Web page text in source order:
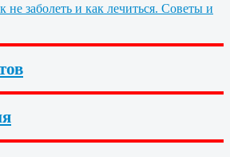
заболеть и как лечиться. Советы и